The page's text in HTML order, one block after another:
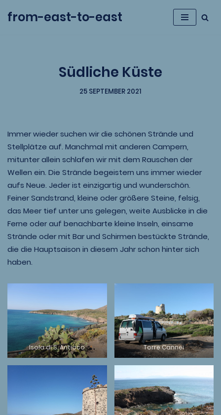
from-east-to-east
Südliche Küste
25 SEPTEMBER 2021
Immer wieder suchen wir die schönen Strände und
Stellplätze auf. Manchmal mit anderen Campern,
mitunter allein schlafen wir mit dem Rauschen der
Wellen ein. Die Strände begeistern uns immer wieder
aufs Neue. Jeder ist einzigartig und wunderschön.
Feiner Sandstrand, kleine oder größere Steine, felsig,
das Meer tief unter uns gelegen, weite Ausblicke in die
Ferne oder auf benachbarte kleine Inseln, einsame
Strände oder mit Bar und Schirmen bestückte Strände,
die die Hauptsaison in diesem Jahr schon hinter sich
haben.
Isola di S. Antioco Torre Cannei